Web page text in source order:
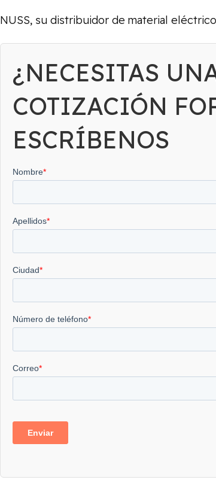
NUSS, su distribuidor de material
¿NECESITAS
COTIZACIÓN
ESCRÍBENOS